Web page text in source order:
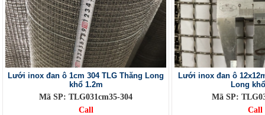
Lưới inox đan ô 1cm 304 TLG Thăng Long
khổ 1.2m
Mã SP: TLG031cm35-304
Call
Lưới inox đan ô
Long
Mã SP:
Call